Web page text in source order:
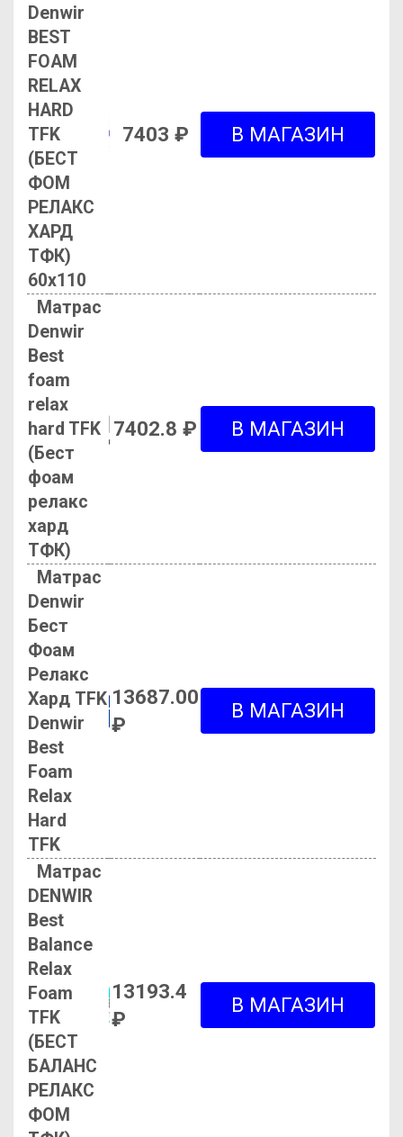
Denwir
BEST
FOAM
RELAX
HARD
TFK
(БЕСТ
ФОМ
РЕЛАКС
ХАРД
ТФК)
60х110
7403 ₽
Матрас
Denwir
Best
foam
relax
hard TFK
(Бест
фоам
релакс
хард
ТФК)
7402.8 ₽
Матрас
Denwir
Бест
Фоам
Релакс
Хард TFK
Denwir
Best
Foam
Relax
Hard
TFK
13687.00
₽
Матрас
DENWIR
Best
Balance
Relax
Foam
TFK
(БЕСТ
БАЛАНС
РЕЛАКС
ФОМ
13193.4
₽